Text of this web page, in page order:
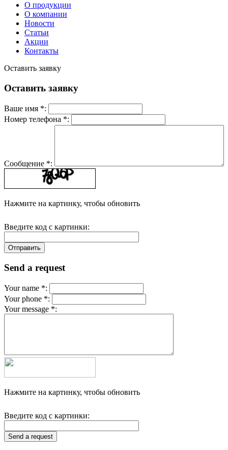
О продукции
О компании
Новости
Статьи
Акции
Контакты
Оставить заявку
Оставить заявку
Ваше имя *:
Номер телефона *:
Сообщение *:
Нажмите на картинку, чтобы обновить
Введите код с картинки:
Send a request
Your name *:
Your phone *:
Your message *:
Нажмите на картинку, чтобы обновить
Введите код с картинки: